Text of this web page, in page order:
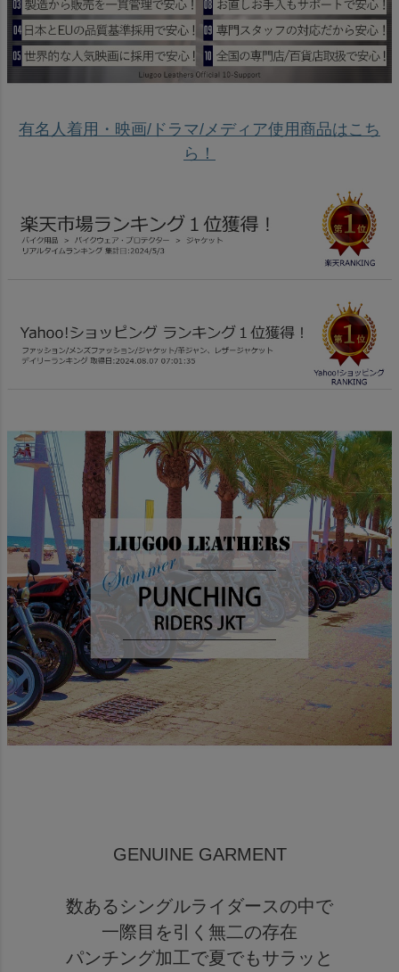
有名人着用・映画/ドラマ/メディア使用商品はこち
ら！
GENUINE GARMENT
数あるシングルライダースの中で
一際目を引く無二の存在
パンチング加工で夏でもサラッと